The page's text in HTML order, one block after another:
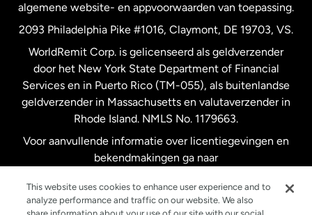
Verenigde Staten English
Verenigde Staten Español
Zweden
algemene website- en appvoorwaarden van toepassing.
2093 Philadelphia Pike #1016, Claymont, DE 19703, VS.
WorldRemit Corp. is gelicenseerd als geldverzender
door het New York State Department of Financial
Services en in Puerto Rico (TM-055), als buitenlandse
geldverzender in Massachusetts en valutaverzender in
Rhode Island. NMLS No. 1179663.
Voor aanvullende informatie over licentiegevingen en
bekendmakingen ga naar
This website uses cookies to enhance user experience and to
analyze performance and traffic on our website. We also